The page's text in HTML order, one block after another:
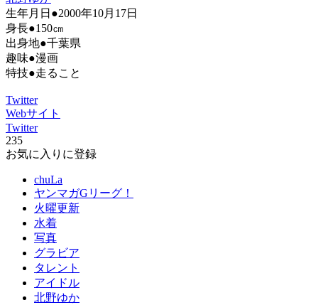
生年月日●2000年10月17日
身長●150㎝
出身地●千葉県
趣味●漫画
特技●走ること
Twitter
Webサイト
Twitter
235
お気に入りに登録
chuLa
ヤンマガGリーグ！
火曜更新
水着
写真
グラビア
タレント
アイドル
北野ゆか